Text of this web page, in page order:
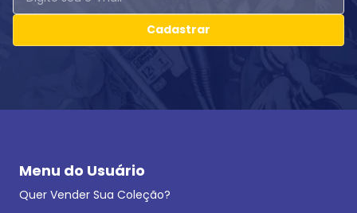
Cadastrar
Menu do Usuário
Quer Vender Sua Coleção?